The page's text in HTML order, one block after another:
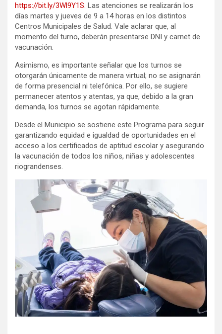
https://bit.ly/3Wl9Y1S . Las atenciones se realizarán los
días martes y jueves de 9 a 14 horas en los distintos
Centros Municipales de Salud. Vale aclarar que, al
momento del turno, deberán presentarse DNI y carnet de
vacunación.
Asimismo, es importante señalar que los turnos se
otorgarán únicamente de manera virtual; no se asignarán
de forma presencial ni telefónica. Por ello, se sugiere
permanecer atentos y atentas, ya que, debido a la gran
demanda, los turnos se agotan rápidamente.
Desde el Municipio se sostiene este Programa para seguir
garantizando equidad e igualdad de oportunidades en el
acceso a los certificados de aptitud escolar y asegurando
la vacunación de todos los niños, niñas y adolescentes
riograndenses.